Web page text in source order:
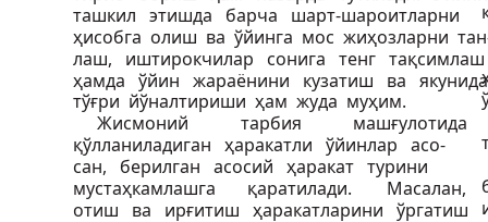
ташкил этишда барча шарт-шароитларни
ҳисобга олиш ва ўйинга мос жиҳозларни
лаш, иштирокчилар сонига тенг
ҳамда ўйин жараёнини кузатиш ва
тўғри йўналтириши ҳам жуда муҳим.
Жисмоний
тарбия
машғулотида
қўлланиладиган ҳаракатли ўйинлар асо-
сан, берилган асосий ҳаракат турини
мустаҳкамлашга
қаратилади.
Масалан,
отиш ва ирғитиш ҳаракатларини ўргатиш